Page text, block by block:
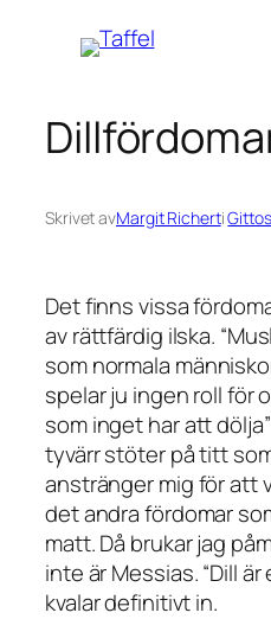
Skrivet avMargit Richerti
Det finns vissa
av rättfärdig ilska.
som normala
spelar ju ingen roll för
som inget har att
tyvärr stöter på titt
anstränger mig för att
det andra fördomar
matt. Då brukar jag
inte är Messias. “Dill
kvalar definitivt in.